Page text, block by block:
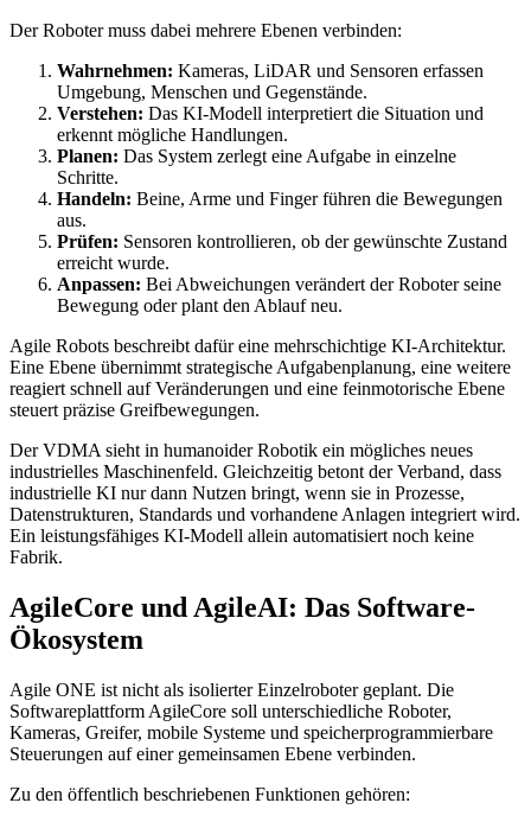
Der Roboter muss dabei mehrere Ebenen verbinden:
Wahrnehmen: Kameras, LiDAR und Sensoren erfassen
Umgebung, Menschen und Gegenstände.
Verstehen: Das KI-Modell interpretiert die Situation und
erkennt mögliche Handlungen.
Planen: Das System zerlegt eine Aufgabe in einzelne
Schritte.
Handeln: Beine, Arme und Finger führen die Bewegungen
aus.
Prüfen: Sensoren kontrollieren, ob der gewünschte Zustand
erreicht wurde.
Anpassen: Bei Abweichungen verändert der Roboter seine
Bewegung oder plant den Ablauf neu.
Agile Robots beschreibt dafür eine mehrschichtige KI-Architektur.
Eine Ebene übernimmt strategische Aufgabenplanung, eine weitere
reagiert schnell auf Veränderungen und eine feinmotorische Ebene
steuert präzise Greifbewegungen.
Der VDMA sieht in humanoider Robotik ein mögliches neues
industrielles Maschinenfeld. Gleichzeitig betont der Verband, dass
industrielle KI nur dann Nutzen bringt, wenn sie in Prozesse,
Datenstrukturen, Standards und vorhandene Anlagen integriert wird.
Ein leistungsfähiges KI-Modell allein automatisiert noch keine
Fabrik.
AgileCore und AgileAI: Das Software-
Ökosystem
Agile ONE ist nicht als isolierter Einzelroboter geplant. Die
Softwareplattform AgileCore soll unterschiedliche Roboter,
Kameras, Greifer, mobile Systeme und speicherprogrammierbare
Steuerungen auf einer gemeinsamen Ebene verbinden.
Zu den öffentlich beschriebenen Funktionen gehören: